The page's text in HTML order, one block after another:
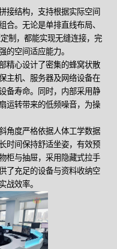
接结构，支持根据实际空间
合。无论是单排直线布局、
制，都能实现无缝连接，完
的空间适应能力。
精心设计了密集的蜂窝状散
主机、服务器及网络设备在
备寿命。同时，内部采用静
运转带来的低频噪音，为操
角度严格依据人体工学数据
时间保持舒适坐姿，有效预
柜与抽屉，采用隐藏式拉手
了充足的设备与资料收纳空
战效率。